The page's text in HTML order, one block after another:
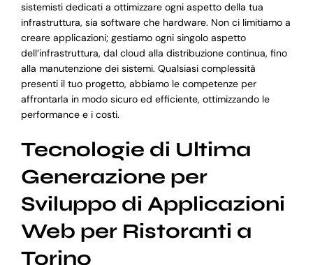
sistemisti dedicati a ottimizzare ogni aspetto della tua
infrastruttura, sia software che hardware. Non ci limitiamo a
creare applicazioni; gestiamo ogni singolo aspetto
dell’infrastruttura, dal cloud alla distribuzione continua, fino
alla manutenzione dei sistemi. Qualsiasi complessità
presenti il tuo progetto, abbiamo le competenze per
affrontarla in modo sicuro ed efficiente, ottimizzando le
performance e i costi.
Tecnologie di Ultima
Generazione per
Sviluppo di Applicazioni
Web per Ristoranti a
Torino